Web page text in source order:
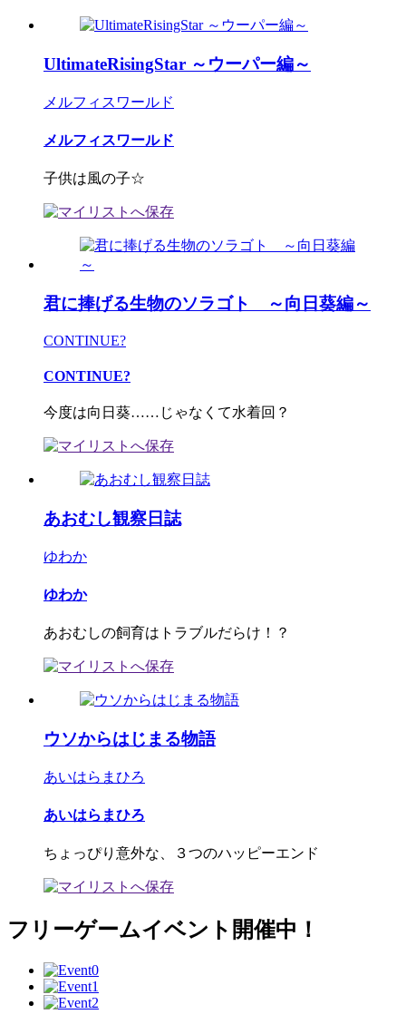
UltimateRisingStar ～ウーパー編～
メルフィスワールド
メルフィスワールド
子供は風の子☆
君に捧げる生物のソラゴト ～向日葵編～
CONTINUE?
CONTINUE?
今度は向日葵……じゃなくて水着回？
あおむし観察日誌
ゆわか
ゆわか
あおむしの飼育はトラブルだらけ！？
ウソからはじまる物語
あいはらまひろ
あいはらまひろ
ちょっぴり意外な、３つのハッピーエンド
フリーゲームイベント開催中！